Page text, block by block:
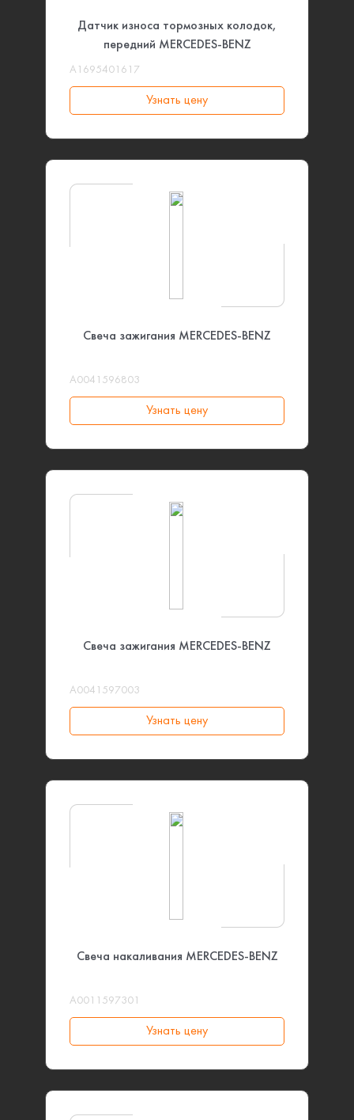
Датчик износа тормозных колодок,
передний MERCEDES-BENZ
A1695401617
Узнать цену
Свеча зажигания MERCEDES-BENZ
A0041596803
Узнать цену
Свеча зажигания MERCEDES-BENZ
A0041597003
Узнать цену
Свеча накаливания MERCEDES-BENZ
A0011597301
Узнать цену